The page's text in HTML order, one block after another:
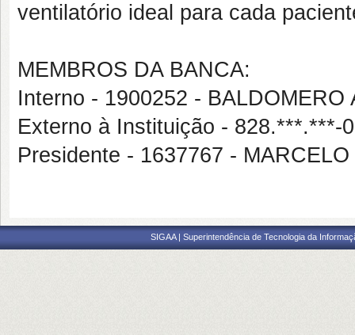
ventilatório ideal para cada
MEMBROS DA BANCA:
Interno - 1900252 - BALDOMERO
Externo à Instituição - 828.***.***-
Presidente - 1637767 -
SIGAA | Superintendência de Tecnologia da